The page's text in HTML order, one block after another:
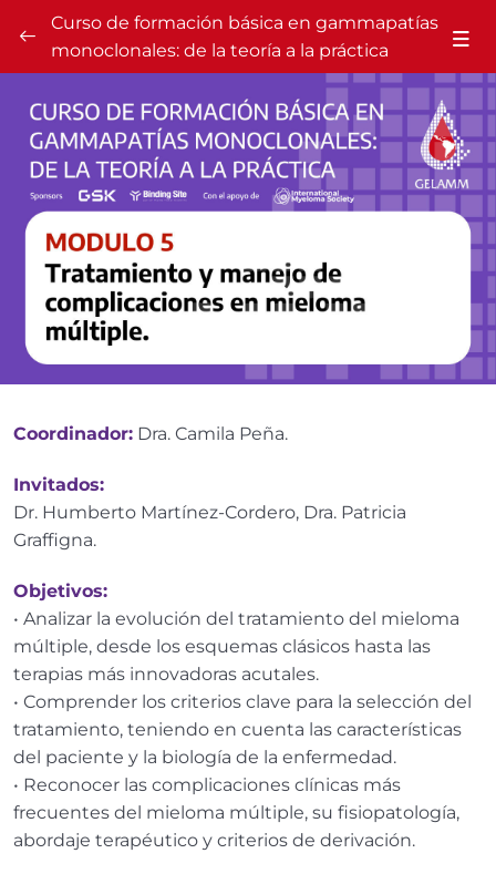
Módulo 1: Generalidades de las gammapatías
monoclonales
0/5
Módulo 2: Estudios de laboratorio y su interpretación en
las gammapatías monoclonales.
0/5
Módulo 3: inmunofenotipo y citogenética en las
gammapatías monoclonales.
Módulo 4: Mieloma Múltiple: manifestaciones clínicas y
diagnóstico
mieloma múltiple
Contenidos y temario
Código de asistencia M5
Repasando contenidos
Módulo 6: gammapatias de significado clínico:
amiloidosis y otras gammapatias infrecuentes
0/5
Curso de formación básica en gammapatías
monoclonales: de la teoría a la práctica
Coordinador: Dra. Camila Peña.
Invitados:
Dr. Humberto Martínez-Cordero, Dra. Patricia
Graffigna.
Objetivos:
• Analizar la evolución del tratamiento del mieloma
múltiple, desde los esquemas clásicos hasta las
terapias más innovadoras acutales.
• Comprender los criterios clave para la selección del
tratamiento, teniendo en cuenta las características
del paciente y la biología de la enfermedad.
• Reconocer las complicaciones clínicas más
frecuentes del mieloma múltiple, su fisiopatología,
abordaje terapéutico y criterios de derivación.